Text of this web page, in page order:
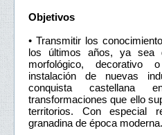
Objetivos
• Transmitir los
los últimos años, ya sea
morfológico, decorativo
instalación de nuevas
conquista
transformaciones que ello
territorios. Con especial
granadina de época moderna.